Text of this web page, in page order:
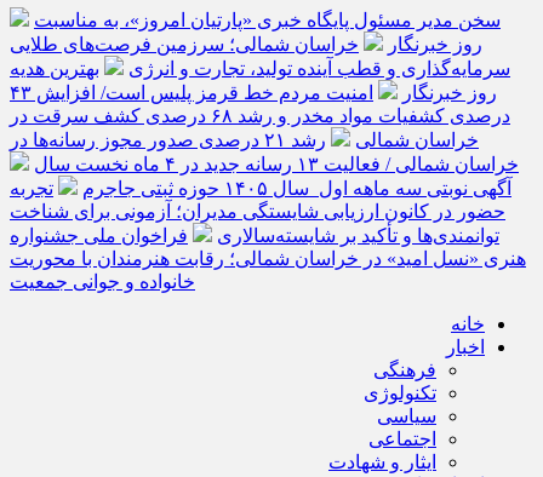
سخن مدیر مسئول پایگاه خبری «پارتیان امروز»، به مناسبت
روز خبرنگار
خراسان شمالی؛ سرزمین فرصت‌های طلایی
سرمایه‌گذاری و قطب آینده تولید، تجارت و انرژی
بهترین هدیه
روز خبرنگار
امنیت مردم خط قرمز پلیس است/ افزایش ۴۳
درصدی کشفیات مواد مخدر و رشد ۶۸ درصدی کشف سرقت در
خراسان شمالی
رشد ۲۱ درصدی صدور مجوز رسانه‌ها در
خراسان شمالی / فعالیت ۱۳ رسانه جدید در ۴ ماه نخست سال
آگهی نوبتی سه ماهه اول سال ۱۴۰۵ حوزه ثبتی جاجرم
تجربه
حضور در کانون ارزیابی شایستگی مدیران؛ آزمونی برای شناخت
توانمندی‌ها و تأکید بر شایسته‌سالاری
فراخوان ملی جشنواره
هنری «نسل امید» در خراسان شمالی؛ رقابت هنرمندان با محوریت
خانواده و جوانی جمعیت
خانه
اخبار
فرهنگی
تکنولوژی
سیاسی
اجتماعی
ایثار و شهادت